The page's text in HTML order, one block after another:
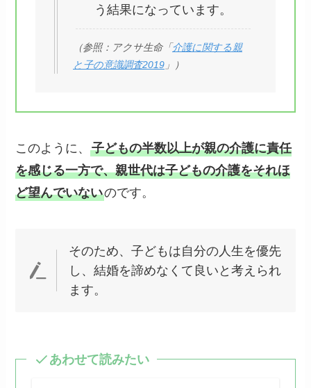
う結果になっています。
（参照：アクサ生命「介護に関する親
と子の意識調査2019 」）
このように、子どもの半数以上が親の介護に責任
を感じる一方で、親世代は子どもの介護をそれほ
ど望んでいないのです。
そのため、子どもは自分の人生を優先
し、結婚を諦めなくて良いと考えられ
ます。
あわせて読みたい